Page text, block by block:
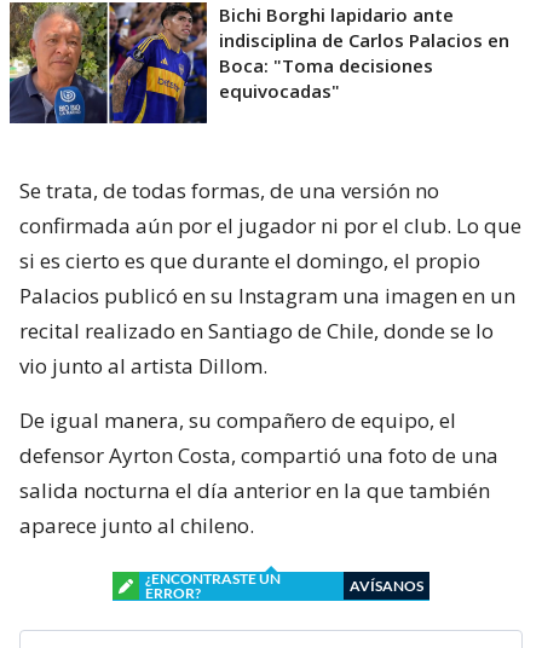
Bichi Borghi lapidario ante
indisciplina de Carlos Palacios en
Boca: "Toma decisiones
equivocadas"
Se trata, de todas formas, de una versión no
confirmada aún por el jugador ni por el club. Lo que
si es cierto es que durante el domingo, el propio
Palacios publicó en su Instagram una imagen en un
recital realizado en Santiago de Chile, donde se lo
vio junto al artista Dillom.
De igual manera, su compañero de equipo, el
defensor Ayrton Costa, compartió una foto de una
salida nocturna el día anterior en la que también
aparece junto al chileno.
¿ENCONTRASTE UN
ERROR?
AVÍSANOS